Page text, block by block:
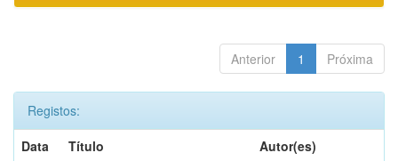
Anterior 1 Próxima
Registos:
Data
Título
Autor(es)